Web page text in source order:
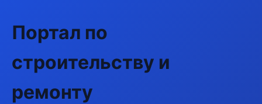
Портал по
строительству и
ремонту